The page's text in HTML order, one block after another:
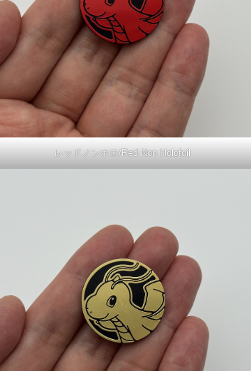
レッドノンホロ/Red Non Holofoil